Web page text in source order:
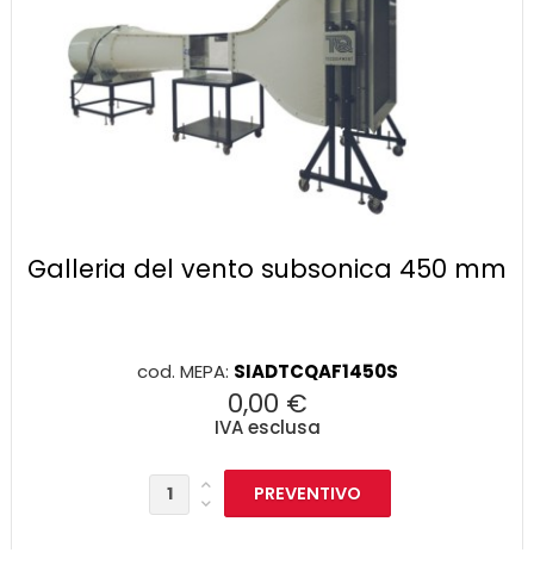
Galleria del vento subsonica 450 mm
cod. MEPA: SIADTCQAF1450S
0,00 €
IVA esclusa